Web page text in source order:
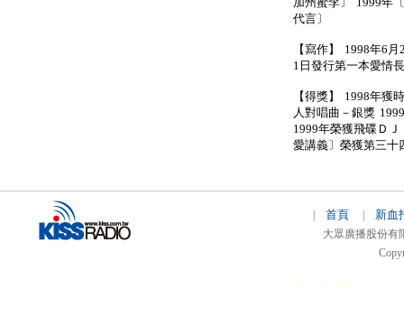
代言〕
【寫作】 1998年6
1日發行第一本愛情
【得獎】 1998年獲
人對唱曲－銀獎
1999年榮獲飛碟Ｄ
愛講義〕榮獲第三十
首頁 新血
大眾廣播股份有